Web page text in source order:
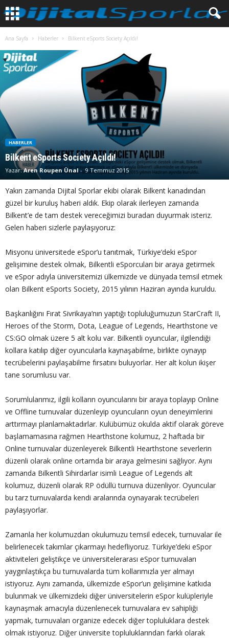
Ana Sayfa Haberler Bilkent eSports Society Açıldı!
HABERLER
Bilkent eSports Society Açıldı!
Yazar: Aren Roupen Ünal- 9 Temmuz 2015
Yakın zamanda Dijital Sporlar ekibi olarak Bilkent kanadından
güzel bir kuruluş haberi aldık. Ekip olarak ilerleyen zamanda
Bilkent’e de tam destek vereceğimizi buradan duyurmak isteriz.
Gelen haberi sizlerle paylaşıyoruz:
Misyonu üniversitede eSpor’u tanıtmak, Türkiye’deki eSpor
gelişimine destek olmak, Bilkentli eSporcuları bir araya getirmek
ve eSpor adıyla üniversitemizi ülkemizde ve dünyada temsil etmek
olan Bilkent eSports Society, 2015 yılının Haziran ayında kuruldu.
Başkanlığını Fırat Sivrikaya’nın yaptığı topluluğumuzun StarCraft II,
Heroes of the Storm, Dota, League of Legends, Hearthstone ve
CS:GO olmak üzere 5 alt kolu var. Bilkentli oyuncular, ilgilendiği
kollara katılıp diğer oyuncularla kaynaşabilme, birlikte oynayıp
tecrübelerini paylaşabilme fırsatını buluyorlar. Her alt kolun ikişer
tane sorumlusu var.
Sorumlularımız, ilgili kolların oyuncularını bir araya toplayıp Online
ve Offline turnuvalar düzenleyip oyuncuların oyun deneyimlerini
arttırmayı planlamaktadırlar. Kulübümüz okulda aktif olarak göreve
başlamamasına rağmen Hearthstone kolumuz, 2 haftada bir
Online turnuvalar düzenleyerek Bilkentli Hearthstone severlerin
düzenli olarak online ortamda bir araya gelmesini sağlıyor. Aynı
zamanda Bilkentli Sihirdarlar isimli League of Legends alt
kolumuz, düzenli olarak RP ödüllü turnuva düzenliyor. Oyuncular
bu tarz turnuvalarda kendi aralarında oynayarak tecrübeleri
paylaşıyorlar.
Zamanla her kolumuzdan okulumuzu temsil edecek, turnuvalar ile
belirlenecek takımlar çıkarmayı hedefliyoruz. Türkiye’deki eSpor
aktiviteleri geliştikçe ve üniversitelerarası eSpor turnuvaları
yaygınlaştıkça bu turnuvalarda tüm kollarımızla yer almayı
istiyoruz. Aynı zamanda, ülkemizde eSpor’un gelişimine katkıda
bulunmak ve ülkemizdeki diğer üniversitelerin eSpor kulüpleriyle
kaynaşmak amacıyla düzenlenecek turnuvalara ev sahipliği
yapmak, turnuvaları organize edecek diğer topluluklara destek
olmak istiyoruz. Diğer üniversite topluluklarından farklı olarak